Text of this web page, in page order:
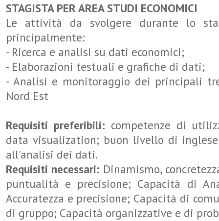
STAGISTA PER AREA STUDI ECONOMICI
Le attività da svolgere durante lo
principalmente:
- Ricerca e analisi su dati economici;
- Elaborazioni testuali e grafiche di dati;
- Analisi e monitoraggio dei principali
Nord Est
Requisiti preferibili: competenze di
data visualization; buon livello di
all'analisi dei dati.
Requisiti necessari: Dinamismo,
puntualità e precisione; Capacità di
Accuratezza e precisione; Capacità di
di gruppo; Capacità organizzative e di